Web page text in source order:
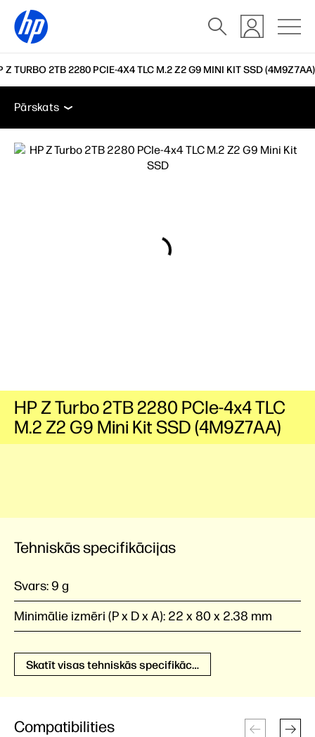
Z TURBO 2TB 2280 PCIE-4X4 TLC M.2 Z2 G9 MINI KIT SSD (4M9Z7AA)
Pārskats Tehniskās specifikācijas Piederumi
Pārskats
Pārskats
HP Z Turbo 2TB 2280 PCIe-4x4 TLC
M.2 Z2 G9 Mini Kit SSD (4M9Z7AA)
Tehniskās specifikācijas
Svars:9 g
Minimālie izmēri (P x D x A): 22 x 80 x 2.38 mm
Skatīt visas tehniskās specifikācijas
Compatibilities